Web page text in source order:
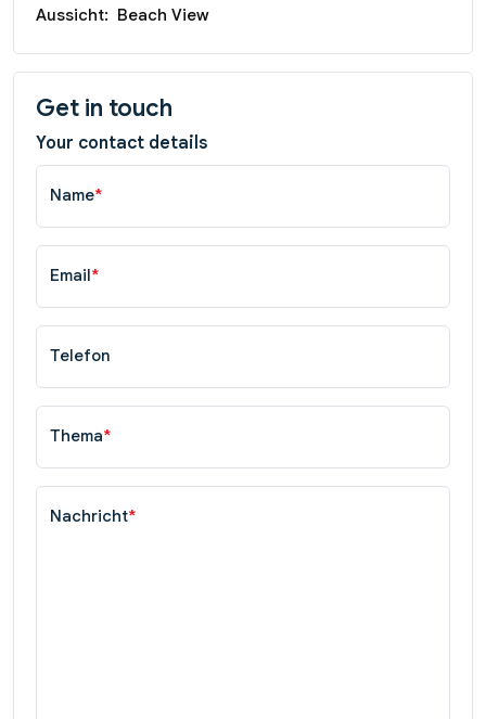
Aussicht: Beach View
Get in touch
Your contact details
Name*
Email*
Telefon
Thema*
Nachricht*